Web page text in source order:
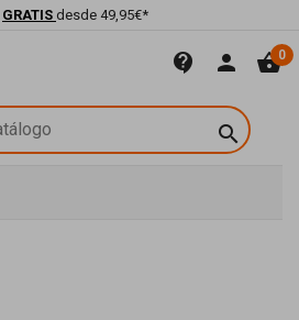
GRATIS desde 49,95€*
contact_support person shopping_basket0
